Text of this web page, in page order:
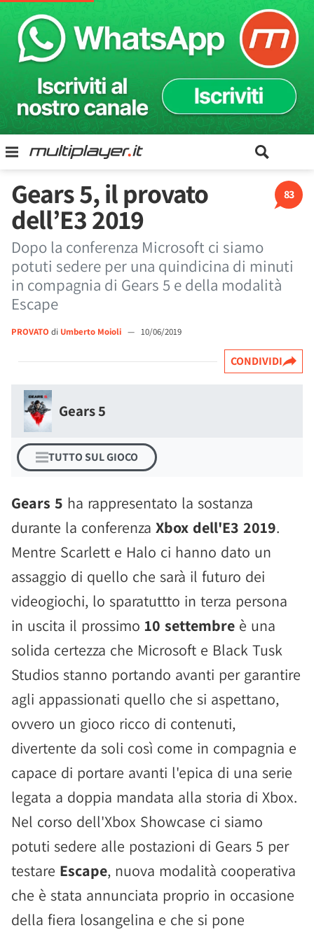
83
Gears 5, il provato
dell’E3 2019
Dopo la conferenza Microsoft ci siamo
potuti sedere per una quindicina di minuti
in compagnia di Gears 5 e della modalità
Escape
PROVATO di Umberto Moioli — 10/06/2019
CONDIVIDI
Gears 5
TUTTO SUL GIOCO
Gears 5 ha rappresentato la sostanza
durante la conferenza Xbox dell'E3 2019.
Mentre Scarlett e Halo ci hanno dato un
assaggio di quello che sarà il futuro dei
videogiochi, lo sparatuttto in terza persona
in uscita il prossimo 10 settembre è una
solida certezza che Microsoft e Black Tusk
Studios stanno portando avanti per garantire
agli appassionati quello che si aspettano,
ovvero un gioco ricco di contenuti,
divertente da soli così come in compagnia e
capace di portare avanti l'epica di una serie
legata a doppia mandata alla storia di Xbox.
Nel corso dell'Xbox Showcase ci siamo
potuti sedere alle postazioni di Gears 5 per
testare Escape, nuova modalità cooperativa
che è stata annunciata proprio in occasione
della fiera losangelina e che si pone